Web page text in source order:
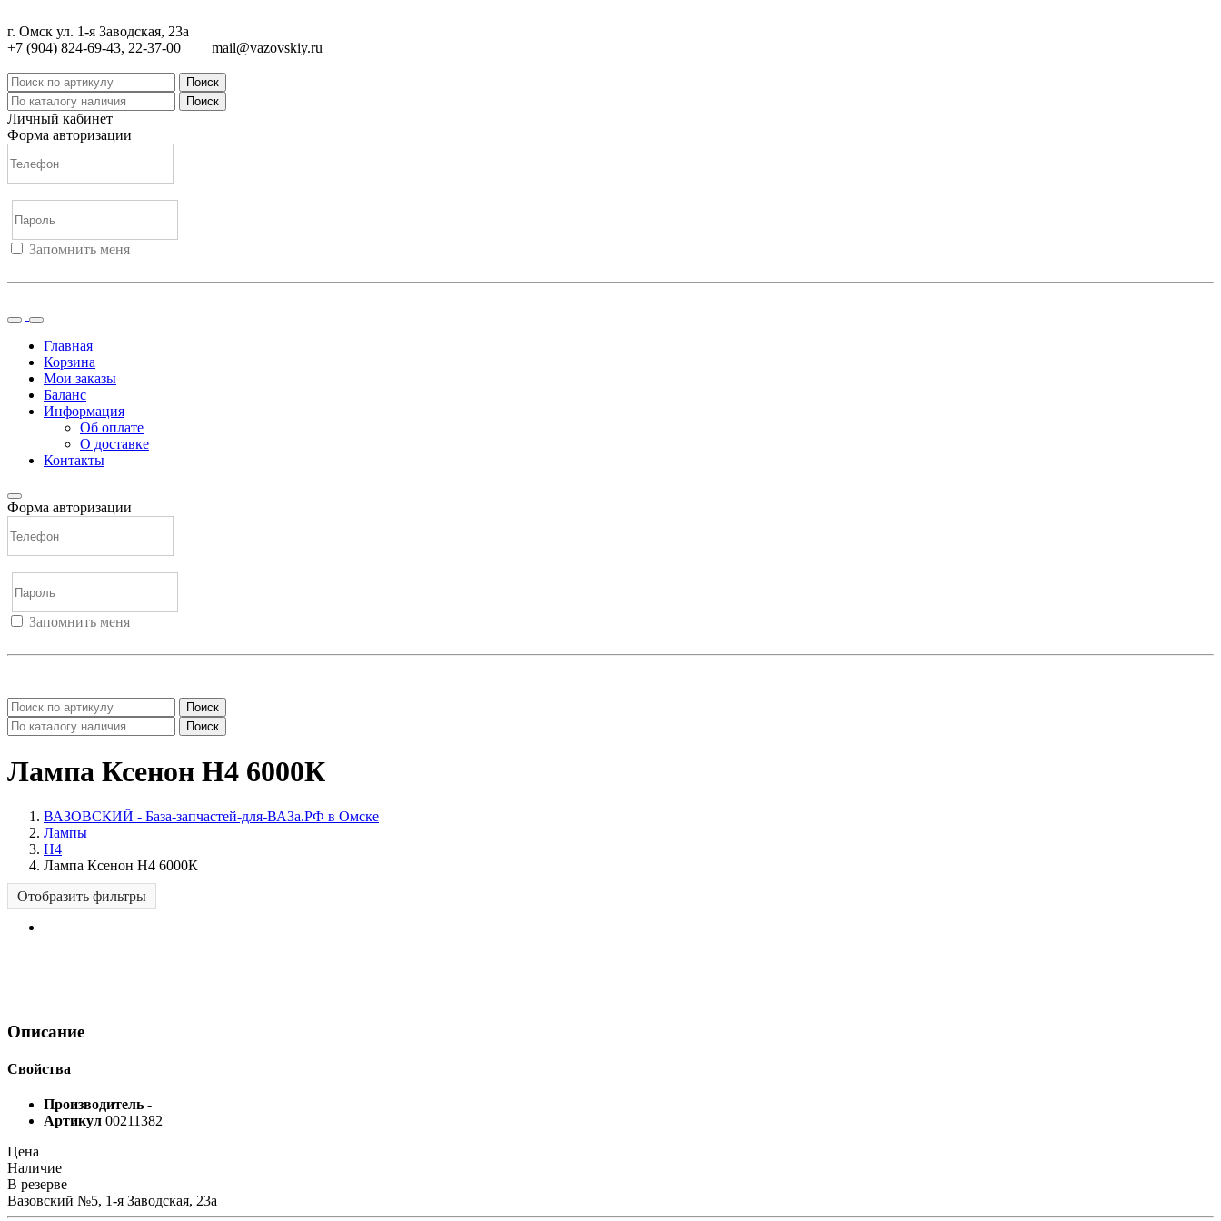
г. Омск ул. 1-я Заводская, 23а
+7 (904) 824-69-43, 22-37-00
mail@vazovskiy.ru
Поиск
Поиск
Личный кабинет
Форма авторизации
Запомнить меня
Главная
Корзина
Мои заказы
Баланс
Информация
Об оплате
О доставке
Контакты
Форма авторизации
Запомнить меня
Поиск
Поиск
Лампа Ксенон Н4 6000К
ВАЗОВСКИЙ - База-запчастей-для-ВАЗа.РФ в Омске
Лампы
H4
Лампа Ксенон Н4 6000К
Отобразить фильтры
Описание
Свойства
Производитель -
Артикул 00211382
Цена
Наличие
В резерве
Вазовский №5, 1-я Заводская, 23а